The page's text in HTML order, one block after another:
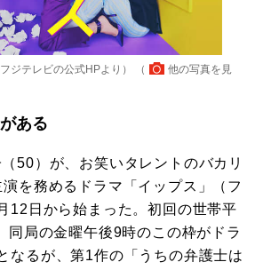
ジテレビの公式HPより） （
他の写真を見
ある
50）が、お笑いタレントのバカリ
を務めるドラマ「イップス」（フ
12日から始まった。初回の世帯平
同局の金曜午後9時のこの枠がドラ
なるが、第1作の「うちの弁護士は